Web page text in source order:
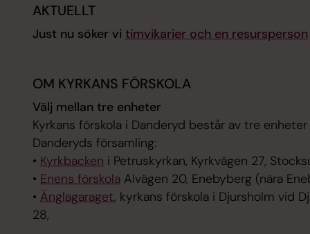
AKTUELLT
Just nu söker vi timvikarier och en resursperson
OM KYRKANS FÖRSKOLA
Välj mellan tre enheter
Kyrkans förskola i Danderyd består av tre
Danderyds församling:
• Kyrkbacken i Petruskyrkan, Kyrkvägen 27,
• Enens förskola Alvägen 20, Enebyberg (nära
• Änglagaraget, kyrkans förskola i Djursholm vid
28,